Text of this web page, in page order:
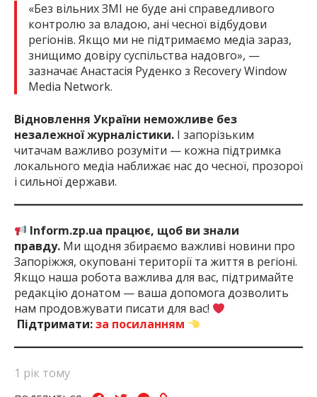
«Без вільних ЗМІ не буде ані справедливого
контролю за владою, ані чесної відбудови
регіонів. Якщо ми не підтримаємо медіа зараз,
знищимо довіру суспільства надовго», —
зазначає Анастасія Руденко з Recovery Window
Media Network.
Відновлення України неможливе без
незалежної журналістики. І запорізьким
читачам важливо розуміти — кожна підтримка
локального медіа наближає нас до чесної, прозорої
і сильної держави.
Inform.zp.ua працює, щоб ви знали
правду. Ми щодня збираємо важливі новини про
Запоріжжя, окуповані території та життя в регіоні.
Якщо наша робота важлива для вас, підтримайте
редакцію донатом — ваша допомога дозволить
нам продовжувати писати для вас!
Підтримати:за посиланням
1 рік тому